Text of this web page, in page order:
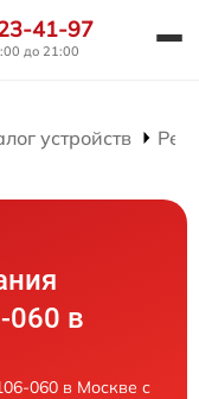
41-97
до 21:00
устройств
060 в
060 в Москве с